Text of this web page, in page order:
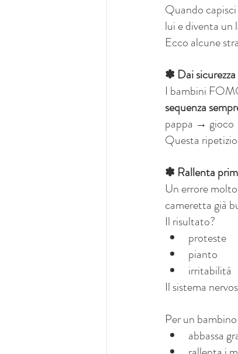
Quando
lui e diventa un
Ecco alcune
✽ Dai
I bambini
sequenza
pappa →
Questa
✽ Rallenta
Un errore
cameretta già
Il risultato?
proteste
pianto
irritabilità
Il sistema
Per un
abbassa